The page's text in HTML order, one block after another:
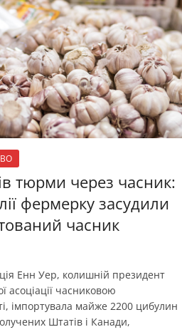
тюрми через часник:
фермерку засудили
часник
Енн Уер, колишній президент
асоціації часниковою
імпортувала майже 2200 цибулин
Штатів і Канади,